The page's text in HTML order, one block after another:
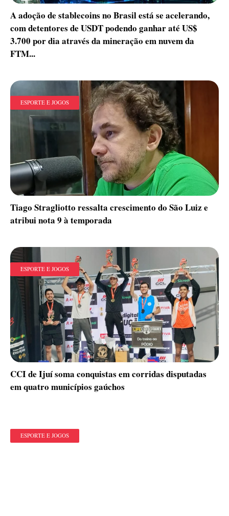
A adoção de stablecoins no Brasil está se acelerando,
com detentores de USDT podendo ganhar até US$
3.700 por dia através da mineração em nuvem da
FTM...
ESPORTE E JOGOS
Tiago Stragliotto ressalta crescimento do São Luiz e
atribui nota 9 à temporada
ESPORTE E JOGOS
CCI de Ijuí soma conquistas em corridas disputadas
em quatro municípios gaúchos
ESPORTE E JOGOS